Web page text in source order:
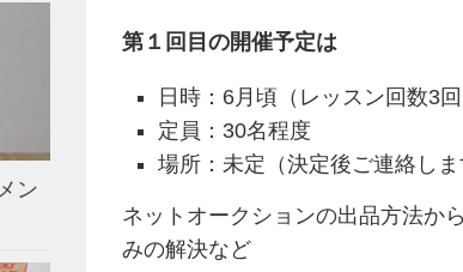
第１回目の開催予定は
日時：6月頃（レッスン回数3回
定員：30名程度
場所：未定（決定後ご連絡しま
ネットオークションの出品方法か
みの解決など
ン